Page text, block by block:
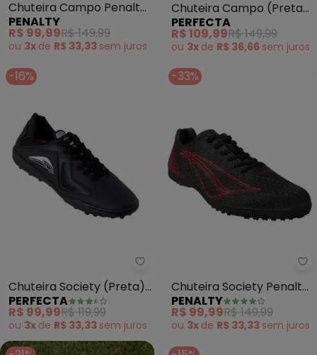
Chuteira Campo Penalty
Bravo (Amarelo)
PENALTY
R$ 99,99R$ 149,99
ou 3x de R$ 33,33 sem juros
Chuteira Campo (Preta)
em Couro e Sintético
PERFECTA
R$ 109,99R$ 149,99
ou 3x de R$ 36,66 sem juros
-16%
Perfecta - Chuteira Society
Chuteira Society (Preta)
com Detalhes em Tecido
PERFECTA
R$ 99,99R$ 119,99
ou 3x de R$ 33,33 sem juros
-33%
Chuteira Society Penalty
Bravo (Preto)
PENALTY
R$ 99,99R$ 149,99
ou 3x de R$ 33,33 sem juros